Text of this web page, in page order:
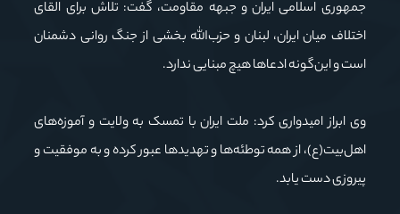
جمهوری اسلامی ایران و جبهه مقاومت، گفت: تلاش برای القای
اختلاف میان ایران، لبنان و حزب‌الله بخشی از جنگ روانی دشمنان
است و این‌گونه ادعاها هیچ مبنایی ندارد.
وی ابراز امیدواری کرد: ملت ایران با تمسک به ولایت و آموزه‌های
اهل‌بیت(ع)، از همه توطئه‌ها و تهدیدها عبور کرده و به موفقیت و
پیروزی دست یابد.